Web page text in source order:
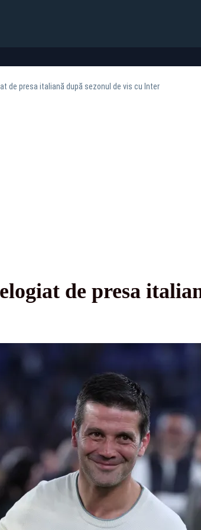
de presa italiană după sezonul de vis cu Inter
de presa